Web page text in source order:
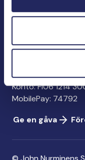
00240 Helsingfors
Ge en gåva
Konto: FI06 1214
MobilePay: 74792
Ge en gåva